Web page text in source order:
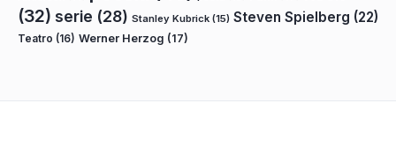
(32) serie (28) Stanley Kubrick (15) Steven Spielberg (22)
Teatro (16) Werner Herzog (17)